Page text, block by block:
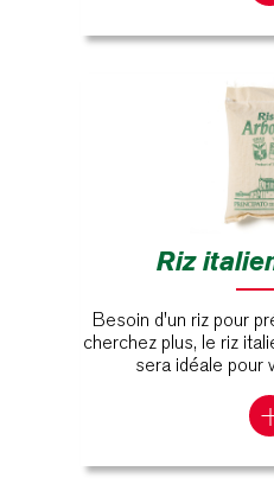
Riz
Besoin d'un riz pour
cherchez plus, le riz
sera idéale pour